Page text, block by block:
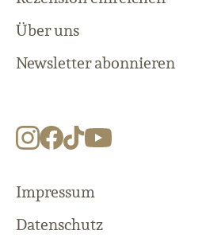
Über uns
Newsletter abonnieren
Impressum
Datenschutz